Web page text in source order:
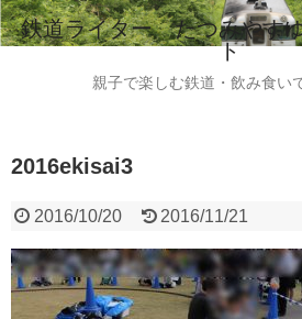
鉄道ライター たつみやす
ト
親子で楽しむ鉄道・飲み食い
2016ekisai3
2016/10/20 2016/11/21
instagram
ご意見・ご感想・お問い合わせは
全国のビール列車情報（2015.8現